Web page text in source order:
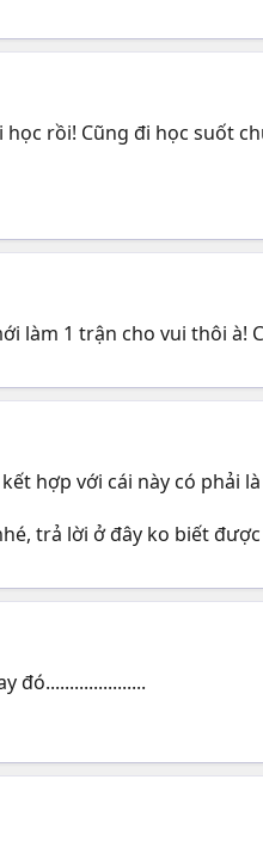
rồi! Cũng đi học suốt
làm 1 trận cho vui thôi à!
hợp với cái này có phải
trả lời ở đây ko biết được
đó.....................